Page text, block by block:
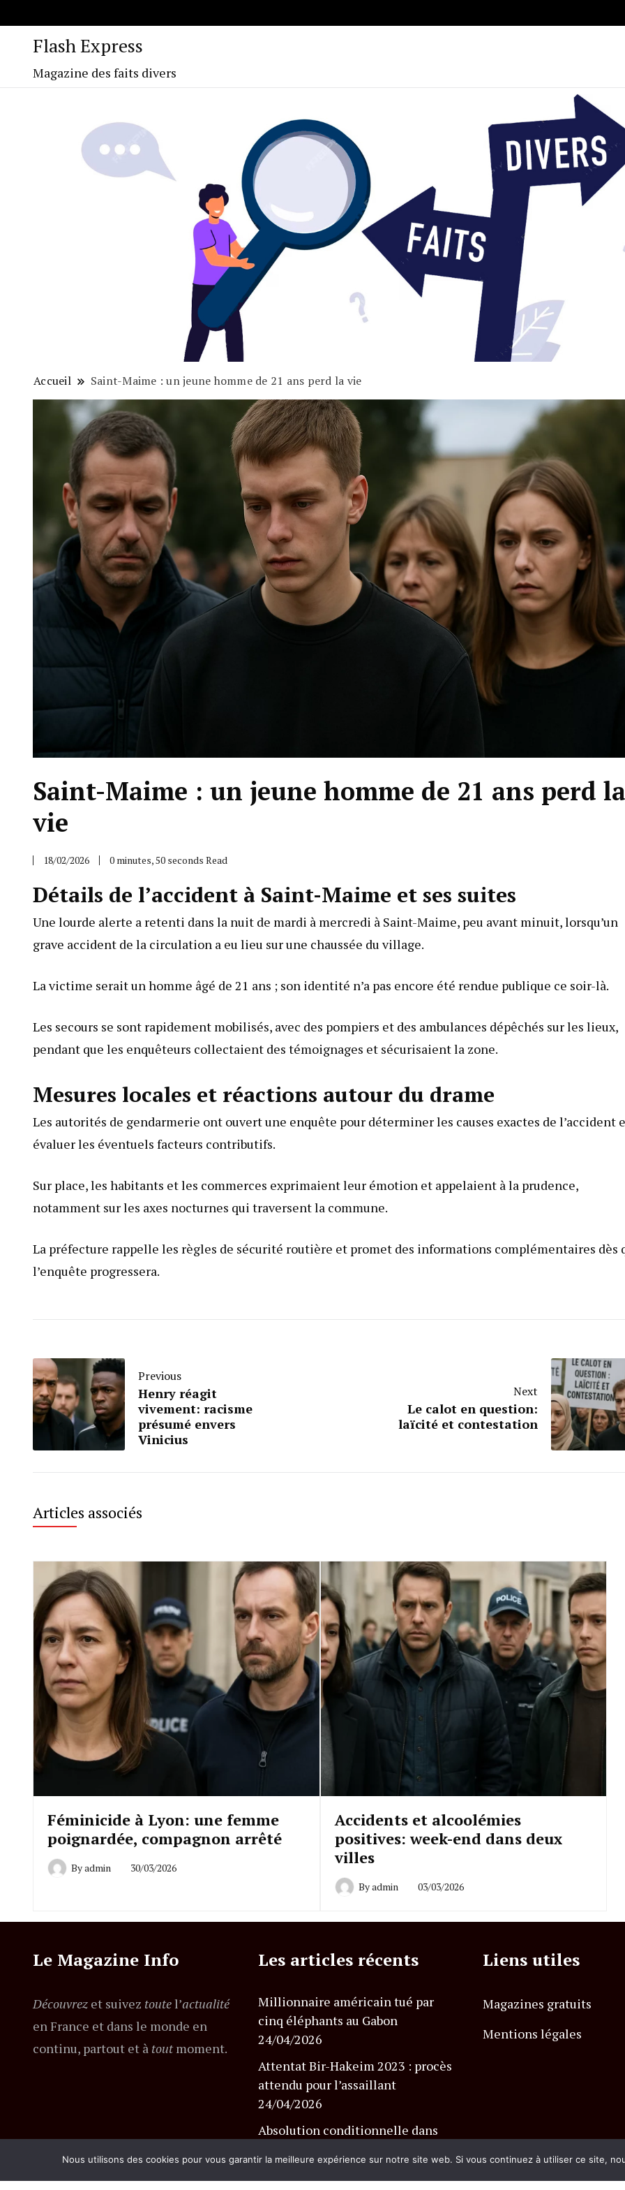
Flash Express
Magazine des faits divers
Accueil Saint-Maime : un jeune homme de 21 ans perd la vie
Saint-Maime : un jeune homme de 21 ans perd la
vie
18/02/2026 0 minutes, 50 seconds Read
Détails de l’accident à Saint-Maime et ses suites
Une lourde alerte a retenti dans la nuit de mardi à mercredi à Saint-Maime, peu avant minuit, lorsqu’un
grave accident de la circulation a eu lieu sur une chaussée du village.
La victime serait un homme âgé de 21 ans ; son identité n’a pas encore été rendue publique ce soir-là.
Les secours se sont rapidement mobilisés, avec des pompiers et des ambulances dépêchés sur les lieux,
pendant que les enquêteurs collectaient des témoignages et sécurisaient la zone.
Mesures locales et réactions autour du drame
Les autorités de gendarmerie ont ouvert une enquête pour déterminer les causes exactes de l’accident
évaluer les éventuels facteurs contributifs.
Sur place, les habitants et les commerces exprimaient leur émotion et appelaient à la prudence,
notamment sur les axes nocturnes qui traversent la commune.
La préfecture rappelle les règles de sécurité routière et promet des informations complémentaires dès
l’enquête progressera.
Previous
Henry réagit
vivement: racisme
présumé envers
Vinicius
Next
Le calot en question:
laïcité et contestation
Articles associés
Féminicide à Lyon: une femme
poignardée, compagnon arrêté
Byadmin 30/03/2026
Accidents et alcoolémies
positives: week-end dans deux
villes
Byadmin 03/03/2026
Le Magazine Info
Découvrez et suivez toutel’actualité
en France et dans le monde en
continu, partout et à toutmoment.
Les articles récents
Millionnaire américain tué par
cinq éléphants au Gabon
24/04/2026
Attentat Bir-Hakeim 2023 : procès
attendu pour l’assaillant
24/04/2026
Absolution conditionnelle dans
24/04/2026
Liens utiles
Magazines gratuits
Mentions légales
Nous utilisons des cookies pour vous garantir la meilleure expérience sur notre site web. Si vous continuez à utiliser ce site,